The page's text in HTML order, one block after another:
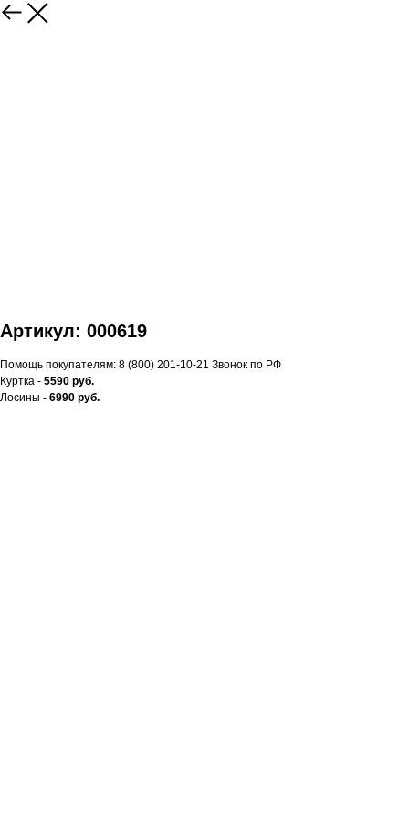
Артикул: 000619
Помощь покупателям: 8 (800) 201-10-21 Звонок по РФ
Куртка - 5590 руб.
Лосины - 6990 руб.